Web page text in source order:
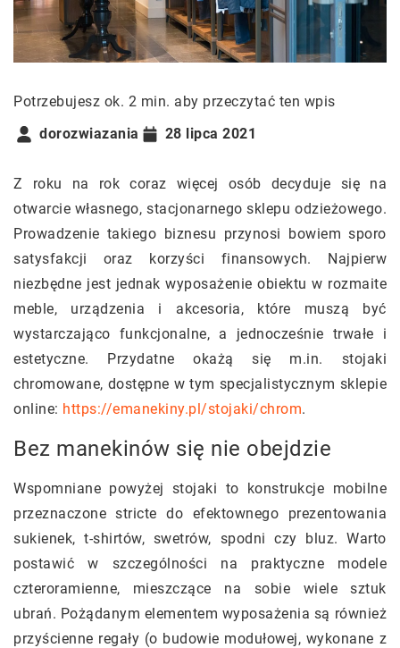
Potrzebujesz ok. 2 min. aby przeczytać ten wpis
dorozwiazania
28 lipca 2021
Z roku na rok coraz więcej osób decyduje się na
otwarcie własnego, stacjonarnego sklepu odzieżowego.
Prowadzenie takiego biznesu przynosi bowiem sporo
satysfakcji oraz korzyści finansowych. Najpierw
niezbędne jest jednak wyposażenie obiektu w rozmaite
meble, urządzenia i akcesoria, które muszą być
wystarczająco funkcjonalne, a jednocześnie trwałe i
estetyczne. Przydatne okażą się m.in. stojaki
chromowane, dostępne w tym specjalistycznym sklepie
online: https://emanekiny.pl/stojaki/chrom.
Bez manekinów się nie obejdzie
Wspomniane powyżej stojaki to konstrukcje mobilne
przeznaczone stricte do efektownego prezentowania
sukienek, t-shirtów, swetrów, spodni czy bluz. Warto
postawić w szczególności na praktyczne modele
czteroramienne, mieszczące na sobie wiele sztuk
ubrań. Pożądanym elementem wyposażenia są również
przyścienne regały (o budowie modułowej, wykonane z